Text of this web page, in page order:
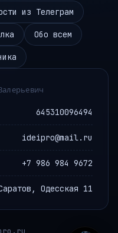
из Телеграм
Обо всем
645310096494
ideipro@mail.ru
+7 986 984 9672
Одесская 11